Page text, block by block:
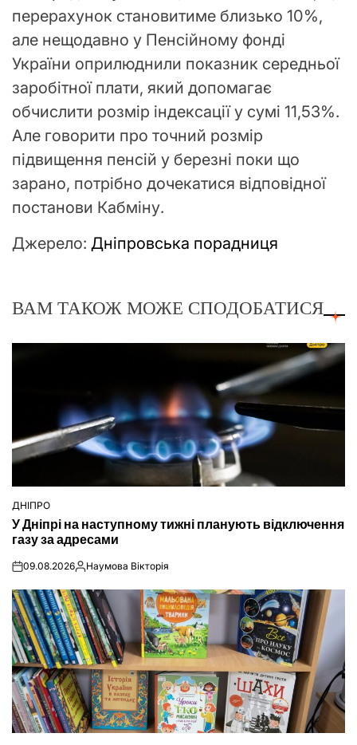
перерахунок становитиме близько 10%,
але нещодавно у Пенсійному фонді
України оприлюднили показник середньої
заробітної плати, який допомагає
обчислити розмір індексації у сумі 11,53%.
Але говорити про точний розмір
підвищення пенсій у березні поки що
зарано, потрібно дочекатися відповідної
постанови Кабміну.
Джерело: Дніпровська порадниця
ВАМ ТАКОЖ МОЖЕ СПОДОБАТИСЯ
ОПУБЛІКУВАТИ
У
ДНІПРО
У Дніпрі на наступному тижні планують відключення
газу за адресами
on09.08.2026Опубліковано
Наумова Вікторія